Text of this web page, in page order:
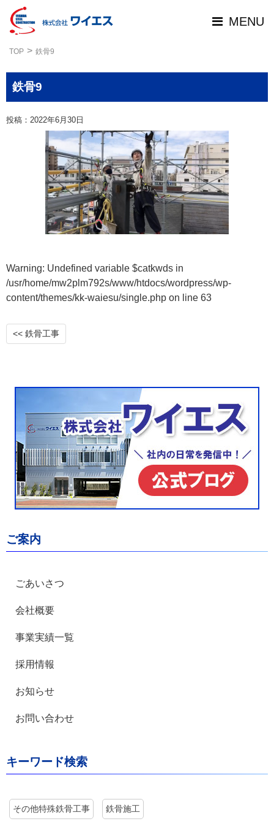
MENU
TOP 鉄骨9
鉄骨9
投稿：2022年6月30日
Warning: Undefined variable $catkwds in
/usr/home/mw2plm792s/www/htdocs/wordpress/wp-
content/themes/kk-waiesu/single.php on line 63
<< 鉄骨工事
ご案内
ごあいさつ
会社概要
事業実績一覧
採用情報
お知らせ
お問い合わせ
キーワード検索
その他特殊鉄骨工事 鉄骨施工